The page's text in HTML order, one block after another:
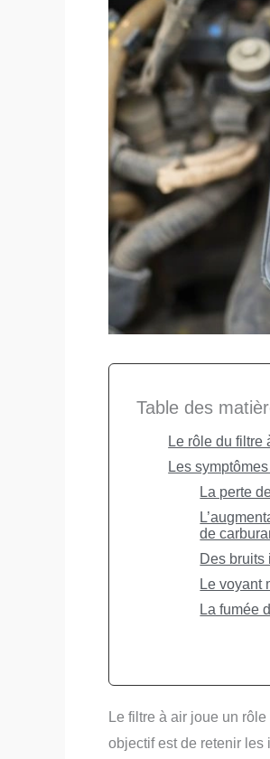
Table des
Le rôle du filtre
Les
La perte
de
Des bruits
Le voyant
La fumée
Le filtre à air joue un
objectif est de retenir les